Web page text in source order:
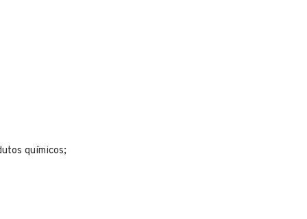
químicos;